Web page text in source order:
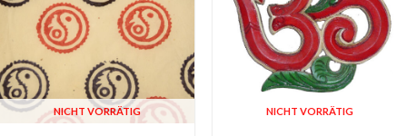
NICHT VORRÄTIG NICHT VORRÄTIG